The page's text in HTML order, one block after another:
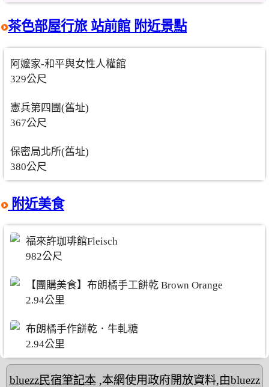
茶色部屋行旅 站前館 附近景點
阿嬤家-和平與女性人權館
329公尺
憲兵第四團(舊址)
367公尺
保密局北所(舊址)
380公尺
附近美食
福來許珈琲館Fleisch
982公尺
【團購美食】布朗橘手工餅乾 Brown Orange
2.94公里
布朗橘手作餅乾．牛軋糖
2.94公里
bluezz民宿筆記本,本網使用政府開放資料,由bluezz